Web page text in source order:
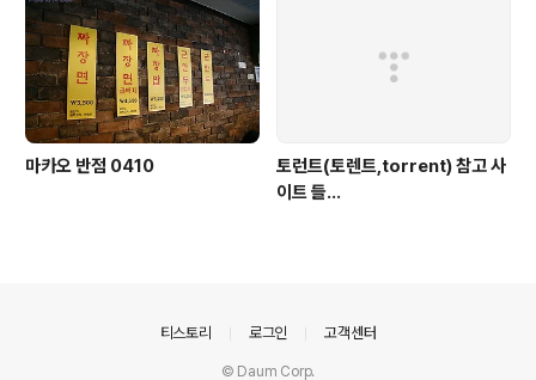
마카오 반점 0410
토런트(토렌트,torrent) 참고 사
이트 들...
티스토리 로그인 고객센터
© Daum Corp.